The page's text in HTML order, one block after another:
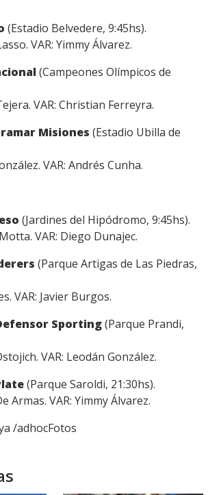
(Estadio Belvedere, 9:45hs).
VAR: Yimmy Álvarez.
(Campeones Olímpicos de
VAR: Christian Ferreyra.
Misiones (Estadio Ubilla de
VAR: Andrés Cunha.
(Jardines del Hipódromo, 9:45hs).
VAR: Diego Dunajec.
(Parque Artigas de Las Piedras,
VAR: Javier Burgos.
Sporting(Parque Prandi,
VAR: Leodán González.
(Parque Saroldi, 21:30hs).
Armas. VAR: Yimmy Álvarez.
/adhocFotos